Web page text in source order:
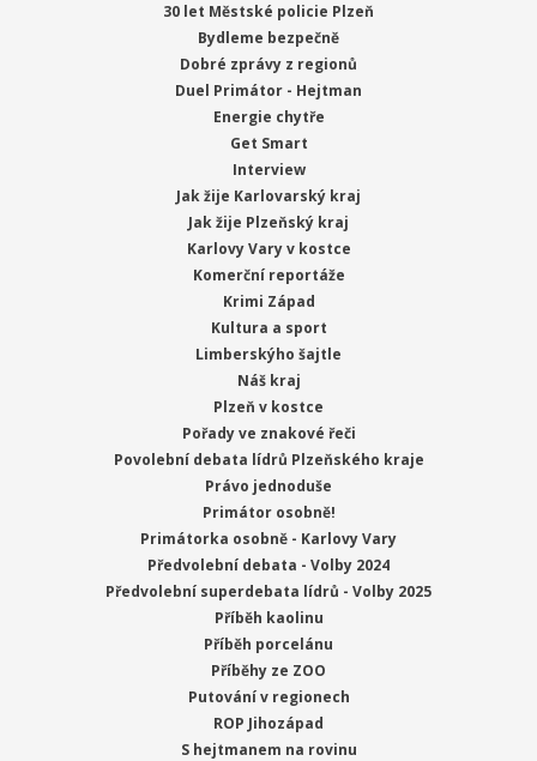
30 let Městské policie Plzeň
Bydleme bezpečně
Dobré zprávy z regionů
Duel Primátor - Hejtman
Energie chytře
Get Smart
Interview
Jak žije Karlovarský kraj
Jak žije Plzeňský kraj
Karlovy Vary v kostce
Komerční reportáže
Krimi Západ
Kultura a sport
Limberskýho šajtle
Náš kraj
Plzeň v kostce
Pořady ve znakové řeči
Povolební debata lídrů Plzeňského kraje
Právo jednoduše
Primátor osobně!
Primátorka osobně - Karlovy Vary
Předvolební debata - Volby 2024
Předvolební superdebata lídrů - Volby 2025
Příběh kaolinu
Příběh porcelánu
Příběhy ze ZOO
Putování v regionech
ROP Jihozápad
S hejtmanem na rovinu